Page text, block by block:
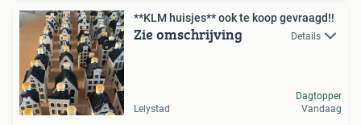
**KLM huisjes** ook te koop gevraagd!!
Zie omschrijving Details
Lelystad
Dagtopper
Vandaag